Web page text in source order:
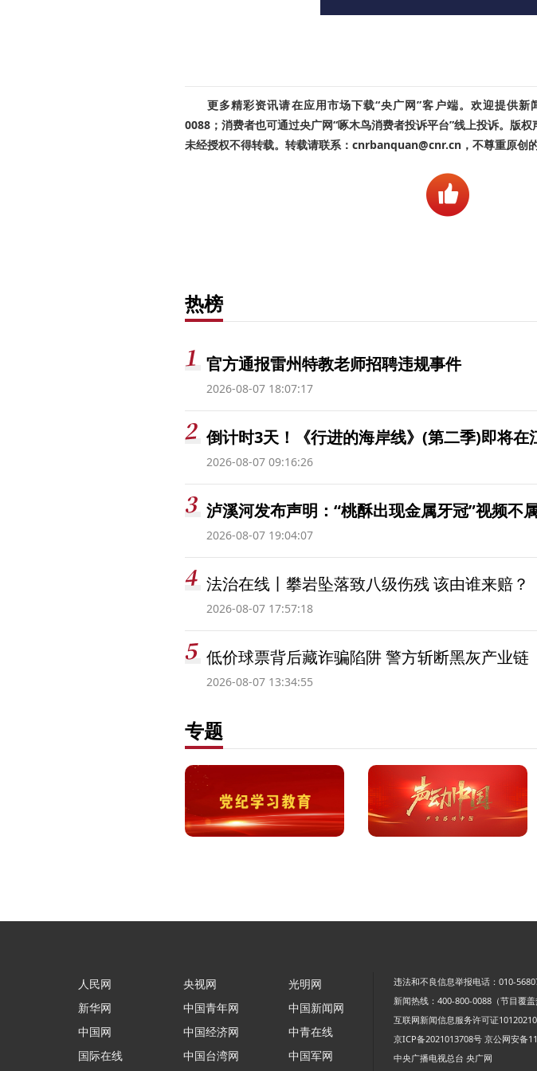
更多精彩资讯请在应用市场下载“央广网”客户端。欢迎提供新
0088；消费者也可通过央广网“啄木鸟消费者投诉平台”线上投诉。版权
未经授权不得转载。转载请联系：cnrbanquan@cnr.cn，不尊重原创的
热榜
官方通报雷州特教老师招聘违规事件
2026-08-07 18:07:17
倒计时3天！《行进的海岸线》(第二季)即将在
2026-08-07 09:16:26
泸溪河发布声明：“桃酥出现金属牙冠”视频不
2026-08-07 19:04:07
法治在线丨攀岩坠落致八级伤残 该由谁来赔？
2026-08-07 17:57:18
低价球票背后藏诈骗陷阱 警方斩断黑灰产业链
2026-08-07 13:34:55
专题
人民网
新华网
中国网
国际在线
央视网
中国青年网
中国经济网
中国台湾网
光明网
中国新闻网
中青在线
中国军网
违法和不良信息举报电话：010-
新闻热线：400-800-0088（节目覆盖
互联网新闻信息服务许可证
京ICP备2021013708号 京公网安备
中央广播电视总台 央广网